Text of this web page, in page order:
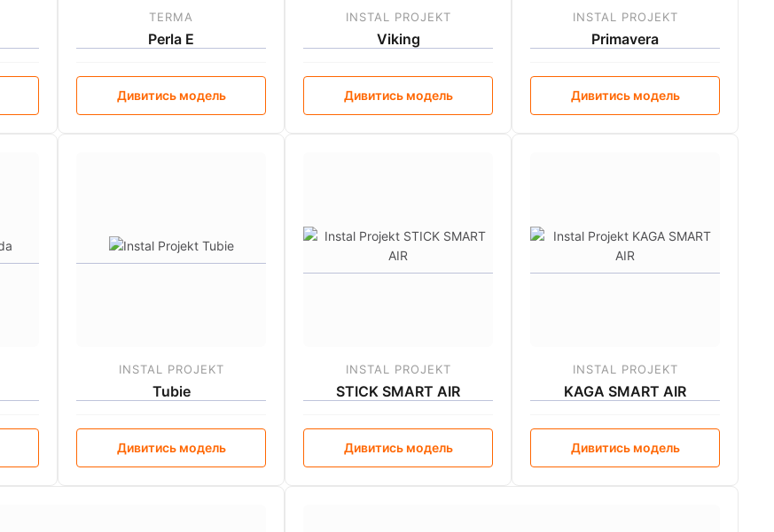
TERMA
Perla E
Дивитись модель
INSTAL PROJEKT
Viking
Дивитись модель
INSTAL PROJEKT
Primavera
Дивитись модель
INSTAL PROJEKT
Tubie
Дивитись модель
INSTAL PROJEKT
STICK SMART AIR
Дивитись модель
INSTAL PROJEKT
KAGA SMART AIR
Дивитись модель